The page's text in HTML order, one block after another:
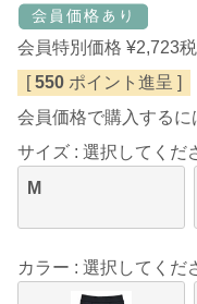
会員特別価格 ¥2,723
[ 550 ポイント進呈 ]
会員価格で購入するに
サイズ
選択してくだ
M
カラー 選択してくだ